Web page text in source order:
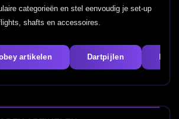
categorieën en stel eenvoudig je set-up
shafts en accessoires.
artikelen Dartpijlen